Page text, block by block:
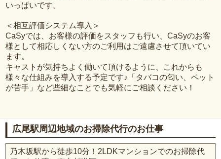
いっぱいです。
＜相互評価システム導入＞
CaSyでは、お客様の評価をスタッフも行い、CaSyのお客
様として相応しくない方のご利用はご遠慮させて頂いてい
ます。
キャストが気持ちよく働いて頂けるように、これからも
様々な仕組みを導入する予定です♪「タバコの匂い、ペット
が苦手」など些細なことでも気軽にご相談ください！
広尾駅周辺地域のお掃除代行のお仕事
乃木坂駅から徒歩10分！2LDKマンションでのお掃除代